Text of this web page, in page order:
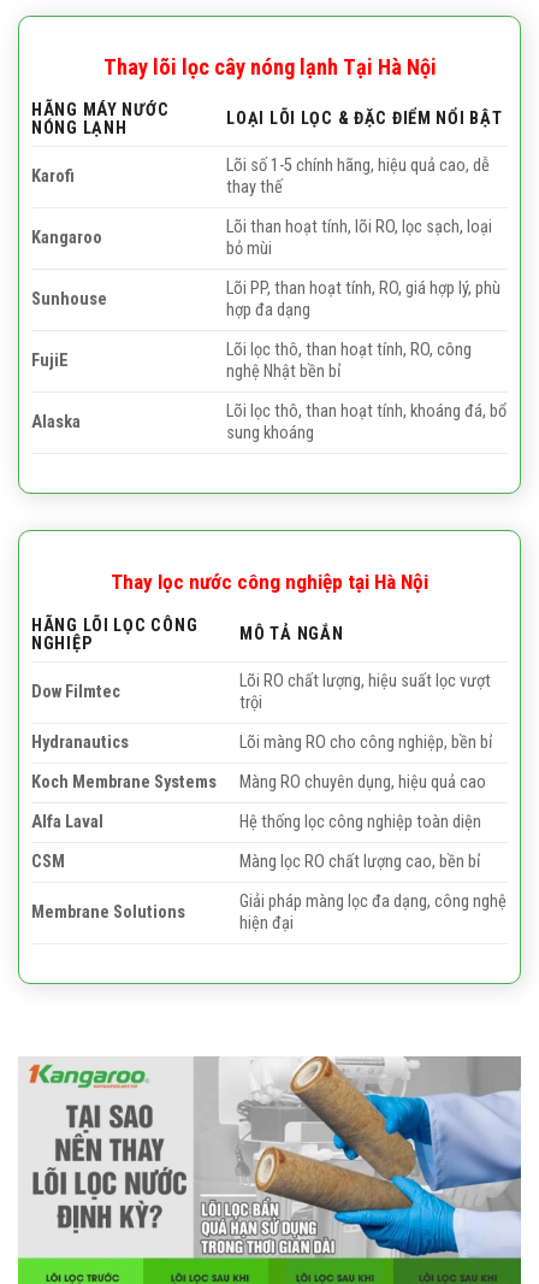
Thay lõi lọc cây nóng lạnh Tại Hà Nội
HÃNG MÁY NƯỚC
NÓNG LẠNH
LOẠI LÕI LỌC & ĐẶC ĐIỂM NỔI BẬT
Karofi
Lõi số 1-5 chính hãng, hiệu quả cao, dễ
thay thế
Kangaroo
Lõi than hoạt tính, lõi RO, lọc sạch, loại
bỏ mùi
Sunhouse
Lõi PP, than hoạt tính, RO, giá hợp lý, phù
hợp đa dạng
FujiE
Lõi lọc thô, than hoạt tính, RO, công
nghệ Nhật bền bỉ
Alaska
Lõi lọc thô, than hoạt tính, khoáng đá, bổ
sung khoáng
Thay lọc nước công nghiệp tại Hà Nội
HÃNG LÕI LỌC CÔNG
NGHIỆP
MÔ TẢ NGẮN
Dow Filmtec
Lõi RO chất lượng, hiệu suất lọc vượt
trội
Hydranautics
Lõi màng RO cho công nghiệp, bền bỉ
Koch Membrane Systems
Màng RO chuyên dụng, hiệu quả cao
Alfa Laval
Hệ thống lọc công nghiệp toàn diện
CSM
Màng lọc RO chất lượng cao, bền bỉ
Membrane Solutions
Giải pháp màng lọc đa dạng, công nghệ
hiện đại